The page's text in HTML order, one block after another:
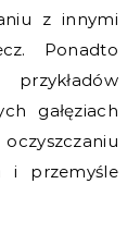
z innymi
Ponadto
gałęziach
i przemyśle